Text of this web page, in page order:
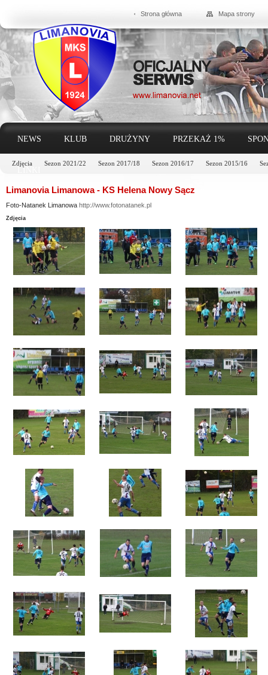
Strona główna Mapa strony
NEWS KLUB DRUŻYNY PRZEKAŻ 1%
Zdjęcia Sezon 2021/22 Sezon 2017/18 Sezon 2016/17 Sezon 2015/16
LINKI
Limanovia Limanowa - KS Helena Nowy Sącz
Foto-Natanek Limanowa http://www.fotonatanek.pl
Zdjęcia